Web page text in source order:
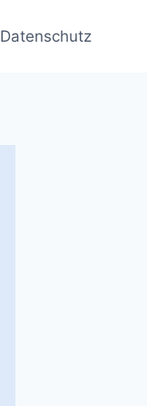
Datenschutz